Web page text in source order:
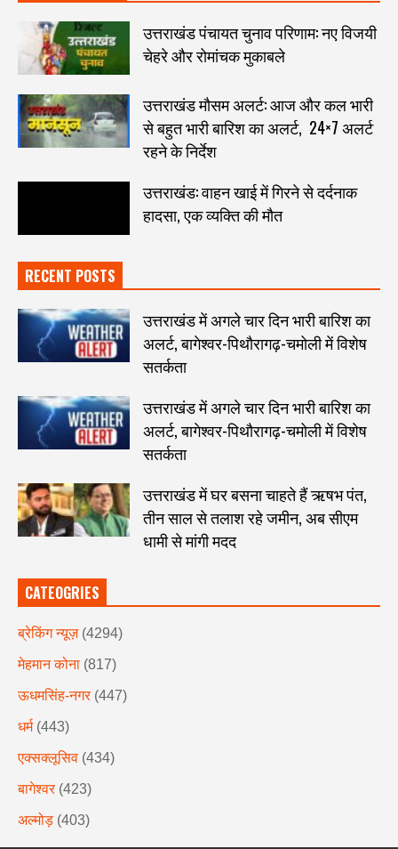
उत्तराखंड पंचायत चुनाव परिणाम: नए विजयी
चेहरे और रोमांचक मुकाबले
उत्तराखंड मौसम अलर्ट: आज और कल भारी
से बहुत भारी बारिश का अलर्ट, 24×7 अलर्ट
रहने के निर्देश
उत्तराखंड: वाहन खाई में गिरने से दर्दनाक
हादसा, एक व्यक्ति की मौत
RECENT POSTS
उत्तराखंड में अगले चार दिन भारी बारिश का
अलर्ट, बागेश्वर-पिथौरागढ़-चमोली में विशेष
सतर्कता
उत्तराखंड में अगले चार दिन भारी बारिश का
अलर्ट, बागेश्वर-पिथौरागढ़-चमोली में विशेष
सतर्कता
उत्तराखंड में घर बसना चाहते हैं ऋषभ पंत,
तीन साल से तलाश रहे जमीन, अब सीएम
धामी से मांगी मदद
CATEOGRIES
ब्रेकिंग न्यूज़ (4294)
मेहमान कोना (817)
ऊधमसिंह-नगर (447)
धर्म (443)
एक्सक्लूसिव (434)
बागेश्वर (423)
अल्मोड़ (403)